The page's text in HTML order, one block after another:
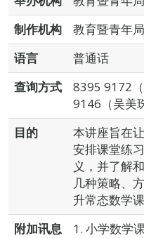
制作机构
教育暨青年
语言
普通话
查询方式
8395 9172
9146（吴美
目的
本讲座旨在
安排课堂练
义，并了解
几种策略、
升常态数学
附加讯息
1. 小学数学